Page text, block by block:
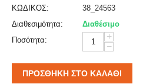
ΚΩΔΙΚΟΣ:
38_24563
Διαθεσιμότητα:
Διαθέσιμο
Ποσότητα:
+
−
ΠΡΟΣΘΉΚΗ ΣΤΟ ΚΑΛΆΘΙ